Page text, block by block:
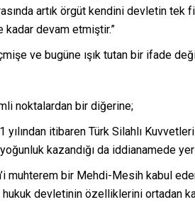
artık örgüt kendini devletin tek
kadar devam etmiştir.”
ve bugüne ışık tutan bir ifade
noktalardan bir diğerine;
yılından itibaren Türk Silahlı
kazandığı da iddianamede yer
muhterem bir Mehdi-Mesih kabul
hukuk devletinin özelliklerini ortadan